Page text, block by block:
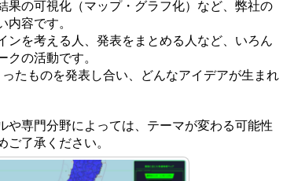
果の可視化（マップ・グラフ化）など、弊社の
内容です。
ンを考える人、発表をまとめる人など、いろん
クの活動です。
たものを発表し合い、どんなアイデアが生まれ
や専門分野によっては、テーマが変わる可能性
ご了承ください。